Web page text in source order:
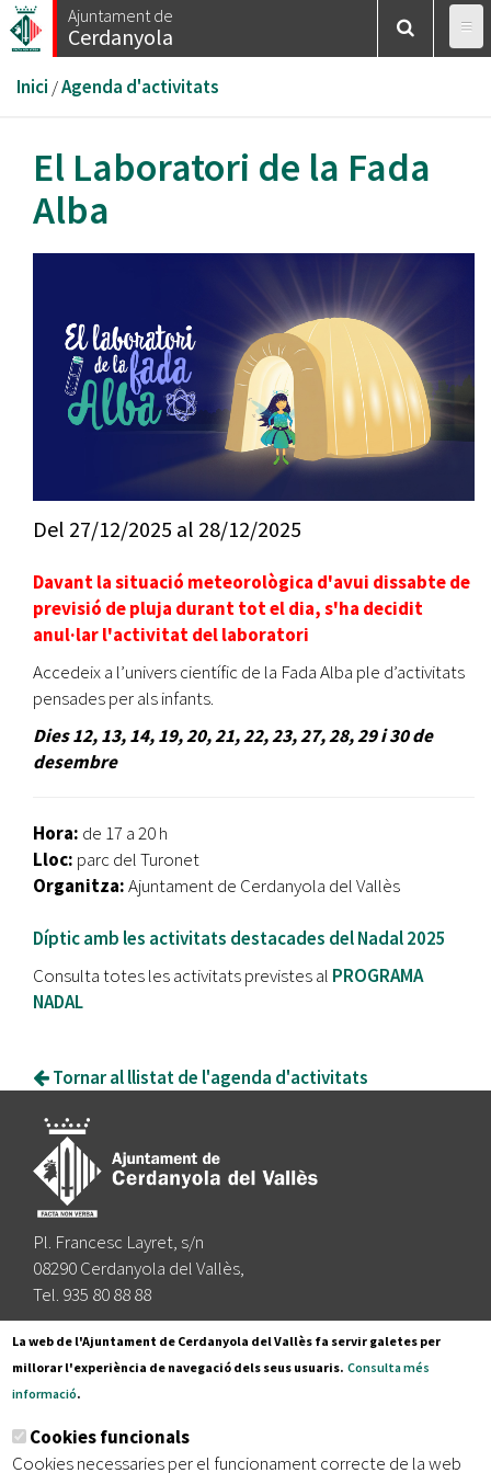
Vés
al
Ajuntament de
Cerdanyola
Esteu
aquí
Inici /Agenda d'activitats
El Laboratori de la Fada
Alba
Del 27/12/2025 al 28/12/2025
Davant la situació meteorològica d'avui dissabte de
previsió de pluja durant tot el dia, s'ha decidit
anul·lar l'activitat del laboratori
Accedeix a l’univers científic de la Fada Alba ple d’activitats
pensades per als infants.
Dies 12, 13, 14, 19, 20, 21, 22, 23, 27, 28, 29 i 30 de
desembre
Hora: de 17 a 20 h
Lloc: parc del Turonet
Organitza:Ajuntament de Cerdanyola del Vallès
Díptic amb les activitats destacades del Nadal 2025
Consulta totes les activitats previstes al PROGRAMA
NADAL
Tornar al llistat de l'agenda d'activitats
Pl. Francesc Layret, s/n
08290 Cerdanyola del Vallès,
Tel. 935 80 88 88
Segueix-nos a:
Subscriu-te al nostre butlletí
La web de l'Ajuntament de Cerdanyola del Vallès fa servir galetes per
millorar l'experiència de navegació dels seus usuaris. Consulta més
informació.
Cookies funcionals
Cookies necessaries per el funcionament correcte de la web